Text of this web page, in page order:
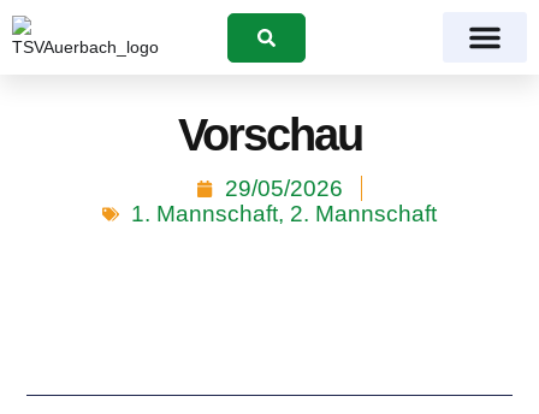
Suchen
Vorschau
29/05/2026
1. Mannschaft, 2. Mannschaft